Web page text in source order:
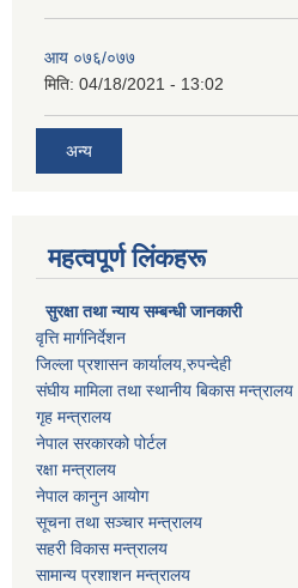
आय ०७६/०७७
मिति: 04/18/2021 - 13:02
अन्य
महत्वपूर्ण लिंकहरू
सुरक्षा तथा न्याय सम्बन्धी जानकारी
वृत्ति मार्गनिर्देशन
जिल्ला प्रशासन कार्यालय,रुपन्देही
संघीय मामिला तथा स्थानीय बिकास मन्त्रालय
गृह मन्त्रालय
नेपाल सरकारको पोर्टल
रक्षा मन्त्रालय
नेपाल कानुन आयोग
सूचना तथा सञ्चार मन्त्रालय
सहरी विकास मन्त्रालय
सामान्य प्रशाशन मन्त्रालय